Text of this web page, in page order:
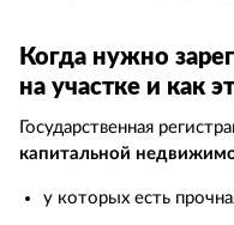
Когда нужно
на участке и как
Государственная
капитальной
у которых есть